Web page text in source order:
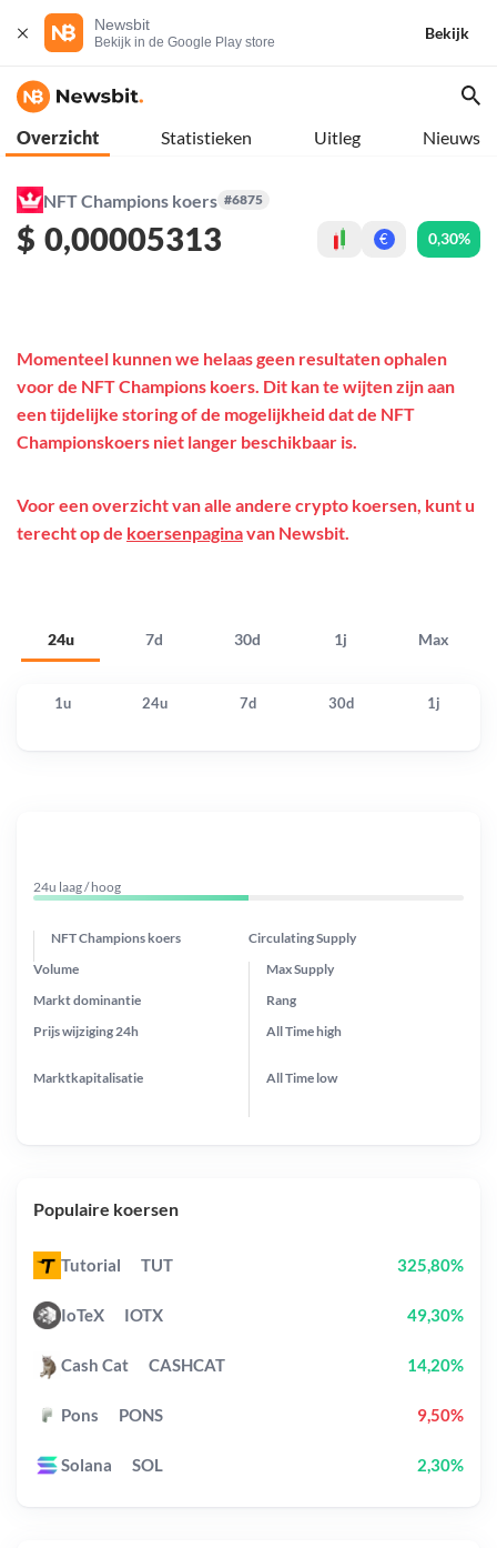
Newsbit
Bekijk in de Google Play store
Bekijk
Overzicht Statistieken Uitleg Nieuws
NFT Champions koers #6875
$ 0,00005313 € 0,30%
24u 7d 30d 1j Max
Momenteel kunnen we helaas geen resultaten ophalen
voor de NFT Champions koers. Dit kan te wijten zijn aan
een tijdelijke storing of de mogelijkheid dat de NFT
Championskoers niet langer beschikbaar is.
Voor een overzicht van alle andere crypto koersen, kunt u
terecht op de koersenpaginavan Newsbit.
1u 24u 7d 30d 1j
24u laag / hoog
NFT Champions koers Circulating Supply
Prijs wijziging 24h
Max Supply
Markt dominantie
Marktkapitalisatie
Volume
Rang
All Timehigh
All Time low
Populaire koersen
Tutorial TUT 325,80%
IoTeX IOTX 49,30%
Cash Cat CASHCAT 14,20%
Pons PONS 9,50%
Solana SOL 2,30%